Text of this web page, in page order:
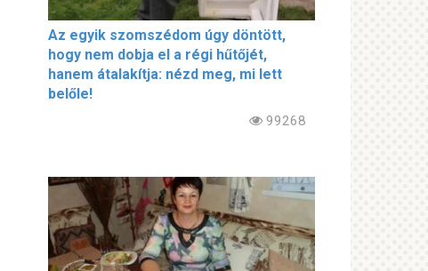
Az egyik szomszédom úgy döntött,
hogy nem dobja el a régi hűtőjét,
hanem átalakítja: nézd meg, mi lett
belőle!
99268